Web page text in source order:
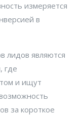
измеряется
в
лидов являются
где
и ищут
за короткое